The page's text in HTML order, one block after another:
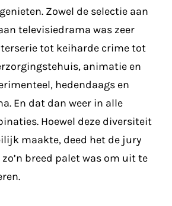
Zowel de selectie aan
televisiedrama was zeer
tot keiharde crime tot
animatie en
hedendaags en
En dat dan weer in alle
Hoewel deze diversiteit
maakte, deed het de jury
breed palet was om uit te